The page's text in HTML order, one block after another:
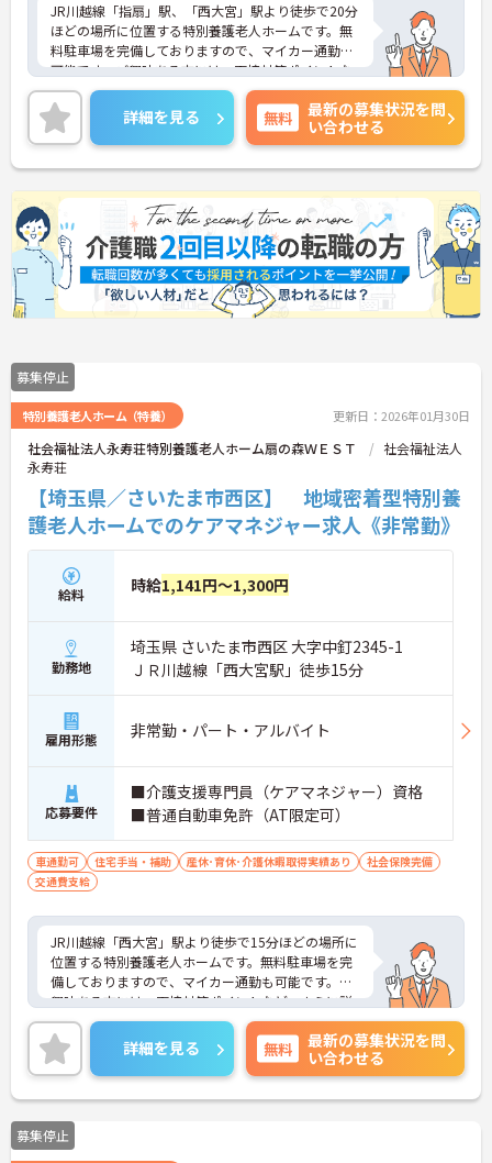
JR川越線「指扇」駅、「西大宮」駅より徒歩で20分
ほどの場所に位置する特別養護老人ホームです。無
料駐車場を完備しておりますので、マイカー通勤も
可能です。ご興味ある方には、面接対策ポイントな
ど、さらに詳細をお話しいたしますのでお気軽にご
相談ください。詳細を見る 無料
最新の募集状況を問
い合わせる
募集停止
特別養護老人ホーム（特養） 更新日：2026年01月30日
社会福祉法人永寿荘特別養護老人ホーム扇の森ＷＥＳＴ
社会福祉法人
永寿荘
【埼玉県／さいたま市西区】 地域密着型特別養
護老人ホームでのケアマネジャー求人《非常勤》
給料 時給1,141円～1,300円
勤務地
埼玉県 さいたま市西区 大字中釘2345-1
ＪＲ川越線「西大宮駅」徒歩15分
雇用形態 非常勤・パート・アルバイト
応募要件
■介護支援専門員（ケアマネジャー）資格
■普通自動車免許（AT限定可）
車通勤可 住宅手当・補助 産休･育休･介護休暇取得実績あり
社会保険完備
交通費支給
JR川越線「西大宮」駅より徒歩で15分ほどの場所に
位置する特別養護老人ホームです。無料駐車場を完
備しておりますので、マイカー通勤も可能です。ご
興味ある方には、面接対策ポイントなど、さらに詳
細をお話しいたしますのでお気軽にご相談くださ
い。
詳細を見る 無料
最新の募集状況を問
い合わせる
募集停止